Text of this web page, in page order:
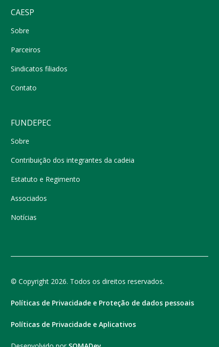
CAESP
Sobre
Parceiros
Sindicatos filiados
Contato
FUNDEPEC
Sobre
Contribuição dos integrantes da cadeia
Estatuto e Regimento
Associados
Notícias
© Copyright 2026. Todos os direitos reservados.
Políticas de Privacidade e Proteção de dados pessoais
Políticas de Privacidade e Aplicativos